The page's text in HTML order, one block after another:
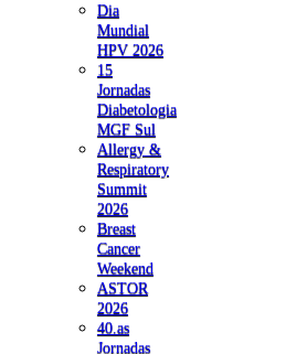
Dia
Mundial
HPV 2026
15
Jornadas
Diabetologia
MGF Sul
Allergy &
Respiratory
Summit
2026
Breast
Cancer
Weekend
ASTOR
2026
40.as
Jornadas